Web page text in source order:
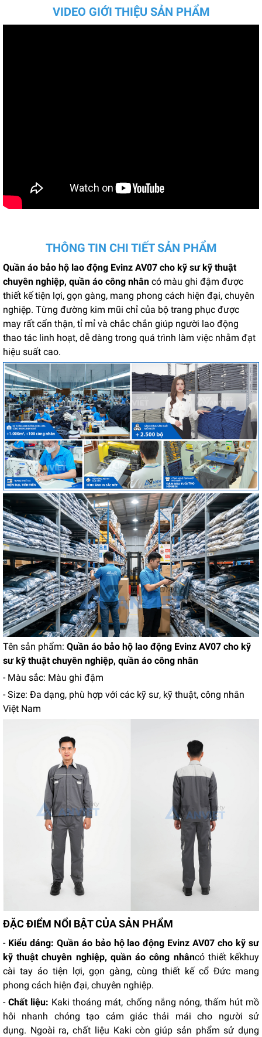
VIDEO GIỚI THIỆU SẢN PHẨM
THÔNG TIN CHI TIẾT SẢN PHẨM
Quần áo bảo hộ lao động Evinz AV07 cho kỹ sư kỹ thuật
chuyên nghiệp, quần áo công nhân có màu ghi đậm được
thiết kế tiện lợi, gọn gàng, mang phong cách hiện đại, chuyên
nghiệp. Từng đường kim mũi chỉ của bộ trang phục được
may rất cẩn thận, tỉ mỉ và chắc chắn giúp người lao động
thao tác linh hoạt, dễ dàng trong quá trình làm việc nhằm đạt
hiệu suất cao.
Tên sản phẩm: Quần áo bảo hộ lao động Evinz AV07 cho kỹ
sư kỹ thuật chuyên nghiệp, quần áo công nhân
- Màu sắc: Màu ghi đậm
- Size: Đa dạng, phù hợp với các kỹ sư, kỹ thuật, công nhân
Việt Nam
ĐẶC ĐIỂM NỔI BẬT CỦA SẢN PHẨM
- Kiểu dáng: Quần áo bảo hộ lao động Evinz AV07 cho kỹ sư
kỹ thuật chuyên nghiệp, quần áo công nhâncó thiết kếkhuy
cài tay áo tiện lợi, gọn gàng, cùng thiết kế cổ Đức mang
phong cách hiện đại, chuyên nghiệp.
-Chất liệu: Kaki thoáng mát, chống nắng nóng, thấm hút mồ
hôi nhanh chóng tạo cảm giác thải mái cho người sử
dụng. Ngoài ra, chất liệu Kaki còn giúp sản phẩm sử dụng